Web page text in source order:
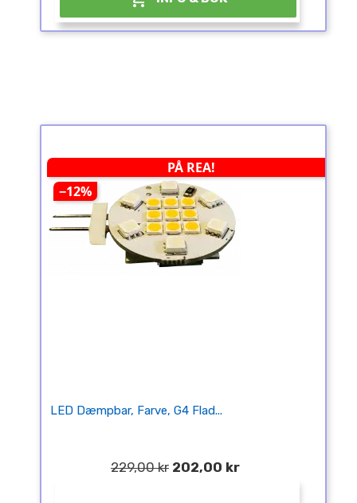
PÅ REA!
−12%
LED Dæmpbar, Farve, G4 Flad...
229,00 kr 202,00 kr